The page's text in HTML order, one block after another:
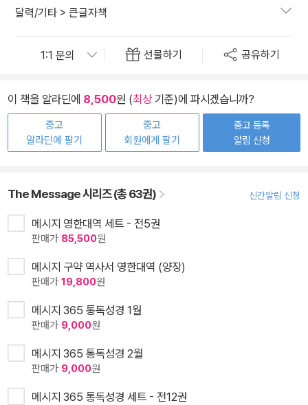
달력/기타 > 큰글자책
선물하기 공유하기
이 책을 알라딘에 8,500원 (최상기준)에 파시겠습니까?
중고
알라딘에 팔기
중고
회원에게 팔기
중고 등록
알림 신청
The Message 시리즈 (총 63권) 신간알림 신청
메시지 영한대역 세트 - 전5권
판매가 85,500원
메시지 구약 역사서 영한대역 (양장)
판매가 19,800원
메시지 365 통독성경 1월
판매가 9,000원
메시지 365 통독성경 2월
판매가 9,000원
메시지 365 통독성경 세트 - 전12권